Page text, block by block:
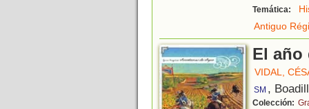
Temática:
Antiguo
El
VIDAL,
SM ,
Colección: